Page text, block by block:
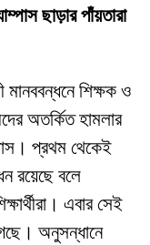
ছাড়ার পাঁয়তারা
মানববন্ধনে শিক্ষক ও
অতর্কিত হামলার
প্রথম থেকেই
রয়েছে বলে
এবার সেই
অনুসন্ধানে